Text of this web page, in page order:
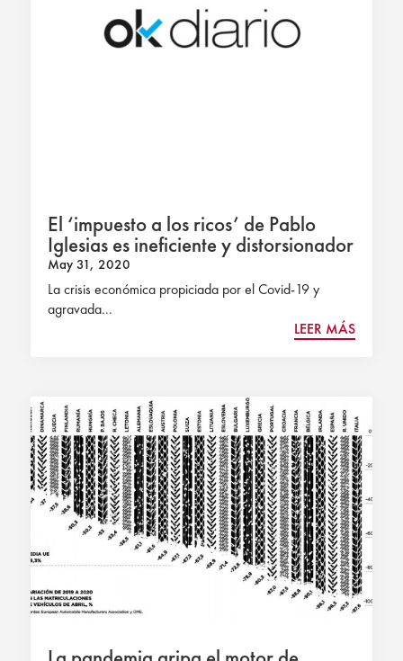
El ‘impuesto a los ricos’ de Pablo
Iglesias es ineficiente y distorsionador
May 31, 2020
La crisis económica propiciada por el Covid-19 y
agravada...
LEER MÁS